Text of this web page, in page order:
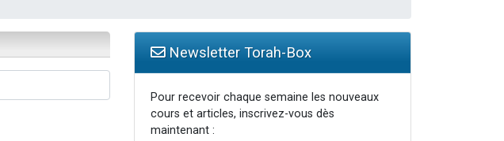
Newsletter Torah-Box
Pour recevoir chaque semaine les nouveaux
cours et articles, inscrivez-vous dès
maintenant :